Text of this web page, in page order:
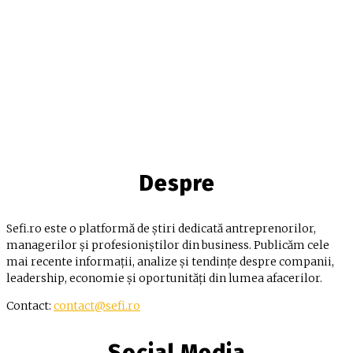
Despre
Sefi.ro este o platformă de știri dedicată antreprenorilor,
managerilor și profesioniștilor din business. Publicăm cele
mai recente informații, analize și tendințe despre companii,
leadership, economie și oportunități din lumea afacerilor.
Contact: contact@sefi.ro